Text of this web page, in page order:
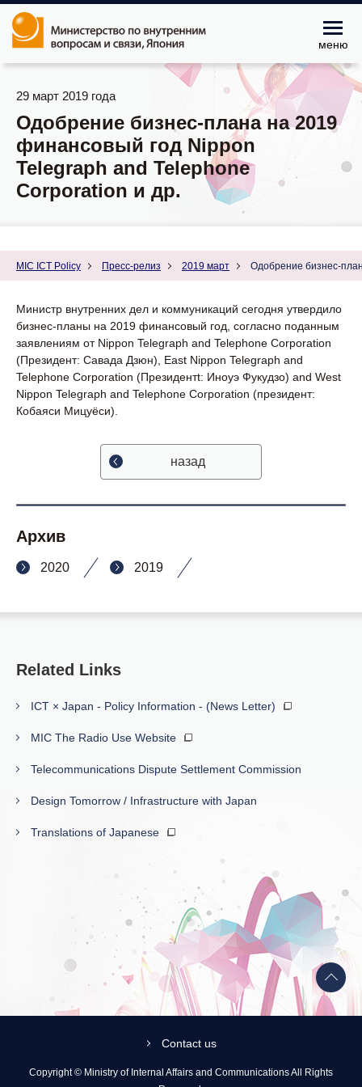
меню
MIC ICT Policy Пресс-релиз 2019 март Одобрение бизнес-
29 март 2019 года
Одобрение бизнес-плана на 2019
финансовый год Nippon
Telegraph and Telephone
Corporation и др.
Министр внутренних дел и коммуникаций сегодня утвердило
бизнес-планы на 2019 финансовый год, согласно поданным
заявлениям от Nippon Telegraph and Telephone Corporation
(Президент: Савада Дзюн), East Nippon Telegraph and
Telephone Corporation (Президентt: Иноуэ Фукудзо) and West
Nippon Telegraph and Telephone Corporation (президент:
Кобаяси Мицуёси).
назад
Архив
2020 2019
Related Links
ICT × Japan - Policy Information - (News Letter)
MIC The Radio Use Website
Telecommunications Dispute Settlement Commission
Design Tomorrow / Infrastructure with Japan
Translations of Japanese
Back
to
top
Contact us
Copyright © Ministry of Internal Affairs and Communications All Rights